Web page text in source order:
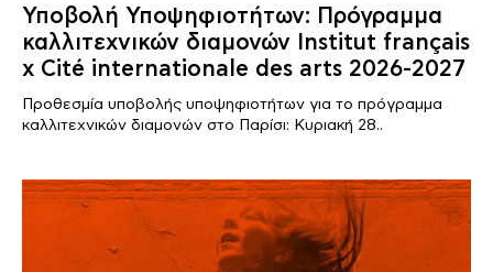
Υποβολή Υποψηφιοτήτων: Πρόγραμμα
καλλιτεχνικών διαμονών Institut français
x Cité internationale des arts 2026-2027
Προθεσμία υποβολής υποψηφιοτήτων για το πρόγραμμα
καλλιτεχνικών διαμονών στο Παρίσι: Κυριακή 28..